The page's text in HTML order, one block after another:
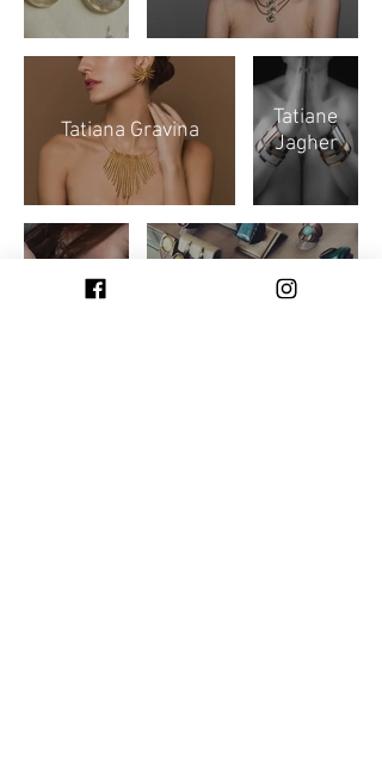
Tatiana Gravina
Tatiane
Jagher
W. Ritzdorf